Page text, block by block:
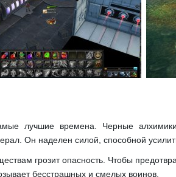
лучшие времена. Черные
Он наделен силой, способной
грозит опасность. Чтобы
бесстрашных и смелых воинов.